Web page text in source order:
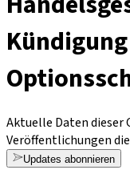
Aktuelle Daten dieser
Veröffentlichungen
Updates abonnieren